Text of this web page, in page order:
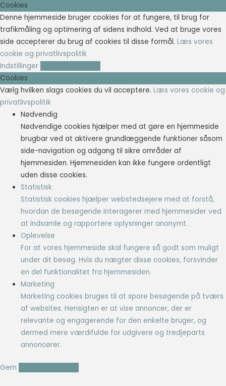
Cookies
Denne hjemmeside bruger cookies for at fungere, til brug for
trafikmåling og optimering af sidens indhold. Ved at bruge vores
side accepterer du brug af cookies til disse formål. Læs vores
cookie og privatlivspolitik
Indstillinger
Cookies
Vælg hvilken slags cookies du vil acceptere. Læs vores cookie og
privatlivspolitik
Nødvendig
Nødvendige cookies hjælper med at gøre en hjemmeside
brugbar ved at aktivere grundlæggende funktioner såsom
side-navigation og adgang til sikre områder af
hjemmesiden. Hjemmesiden kan ikke fungere ordentligt
uden disse cookies.
Statistisk
Statistisk cookies hjælper webstedsejere med at forstå,
hvordan de besøgende interagerer med hjemmesider ved
at indsamle og rapportere oplysninger anonymt.
Oplevelse
For at vores hjemmeside skal fungere så godt som muligt
under dit besøg. Hvis du nægter disse cookies, forsvinder
en del funktionalitet fra hjemmesiden.
Marketing
Marketing cookies bruges til at spore besøgende på tværs
af websites. Hensigten er at vise annoncer, der er
relevante og engagerende for den enkelte bruger, og
dermed mere værdifulde for udgivere og tredjeparts
annoncører.
Gem